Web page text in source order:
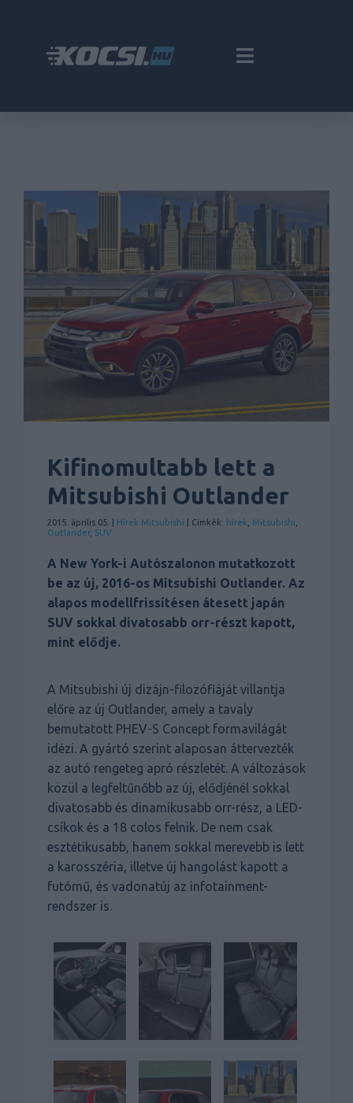
Kifinomultabb lett a
Mitsubishi Outlander
2015. április 05. | Hírek Mitsubishi | Címkék: hírek Mitsubishi
Outlander, SUV
A New York-i Autószalonon mutatkozott
be az új, 2016-os Mitsubishi Outlander. Az
alapos modellfrissítésen átesett japán
SUV sokkal divatosabb orr-részt kapott,
mint elődje.
A Mitsubishi új dizájn-filozófiáját villantja
előre az új Outlander, amely a tavaly
bemutatott PHEV-S Concept formavilágát
idézi. A gyártó szerint alaposan áttervezték
az autó rengeteg apró részletét. A változások
közül a legfeltűnőbb az új, elődjénél sokkal
divatosabb és dinamikusabb orr-rész, a LED-
csíkok és a 18 colos felnik. De nem csak
esztétikusabb, hanem sokkal merevebb is lett
a karosszéria, illetve új hangolást kapott a
futómű, és vadonatúj az infotainment-
rendszer is.